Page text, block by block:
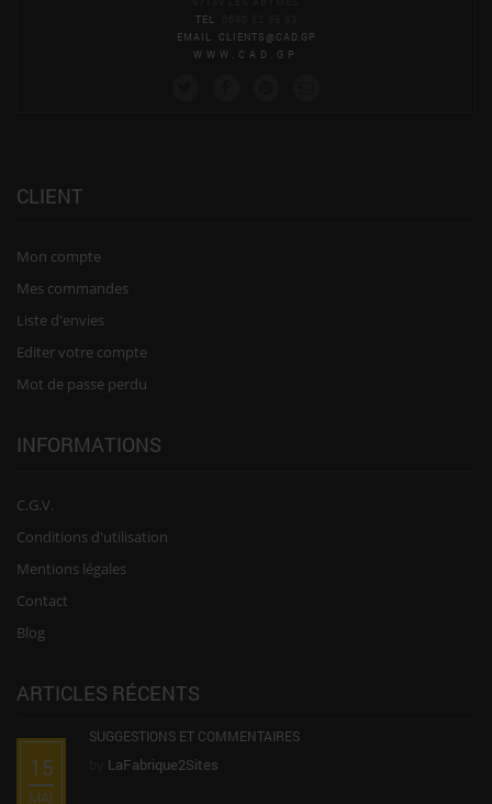
TEL
EMAIL
CLIENTS@CAD.GP
WWW.CAD.GP
CLIENT
Mon compte
Mes commandes
Liste d'envies
Editer votre compte
Mot de passe perdu
INFORMATIONS
C.G.V.
Conditions d'utilisation
Mentions légales
Contact
Blog
ARTICLES RÉCENTS
15
MAI
SUGGESTIONS ET COMMENTAIRES
LaFabrique2Sites